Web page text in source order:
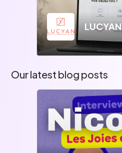
LUCYAN
Our latest blog posts